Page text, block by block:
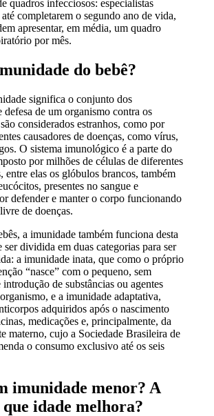
quadros infecciosos: especialistas
completarem o segundo ano de vida,
apresentar, em média, um quadro
por mês.
do bebê?
significa o conjunto dos
defesa de um organismo contra os
considerados estranhos, como por
causadores de doenças, como vírus,
O sistema imunológico é a parte do
por milhões de células de diferentes
entre elas os glóbulos brancos, também
presentes no sangue e
defender e manter o corpo funcionando
de doenças.
a imunidade também funciona desta
ser dividida em duas categorias para ser
a imunidade inata, que como o próprio
“nasce” com o pequeno, sem
introdução de substâncias ou agentes
e a imunidade adaptativa,
adquiridos após o nascimento
medicações e, principalmente, da
materno, cujo a Sociedade Brasileira de
o consumo exclusivo até os seis
imunidade menor? A
idade melhora?